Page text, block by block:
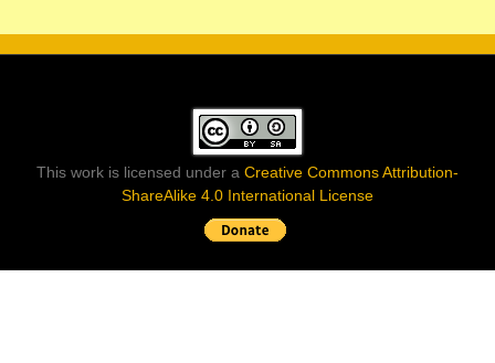
This work is licensed under a Creative Commons Attribution-
ShareAlike 4.0 International License